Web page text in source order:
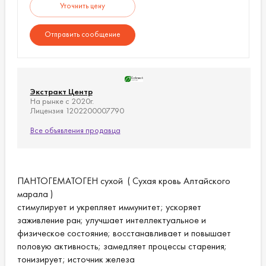
Уточнить цену
Отправить сообщение
Экстракт Центр
На рынке с 2020г.
Лицензия 1202200007790
Все объявления продавца
ПАНТОГЕМАТОГЕН сухой ( Сухая кровь Алтайского
марала )
стимулирует и укрепляет иммунитет; ускоряет
заживление ран; улучшает интеллектуальное и
физическое состояние; восстанавливает и повышает
половую активность; замедляет процессы старения;
тонизирует; источник железа